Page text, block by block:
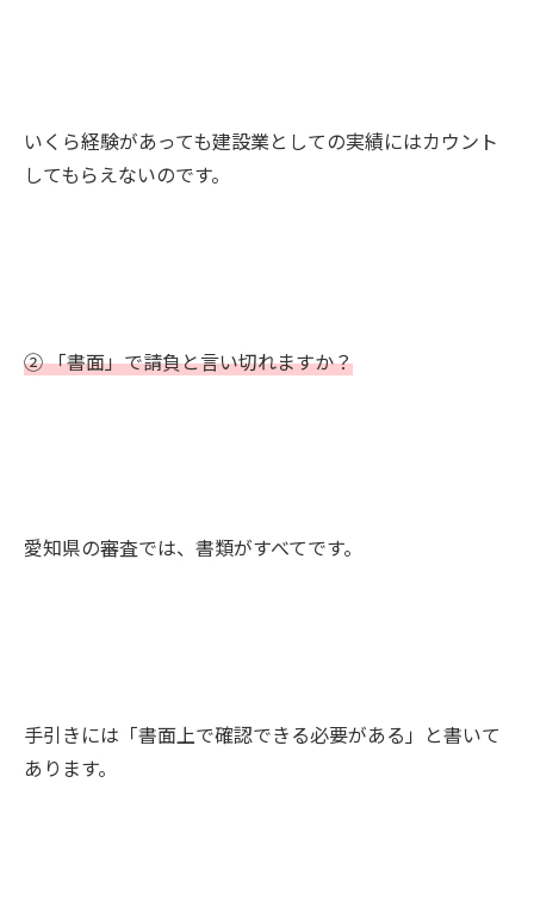
いくら経験があっても建設業としての実績にはカウント
してもらえないのです。
② 「書面」で請負と言い切れますか？
愛知県の審査では、書類がすべてです。
手引きには「書面上で確認できる必要がある」と書いて
あります。